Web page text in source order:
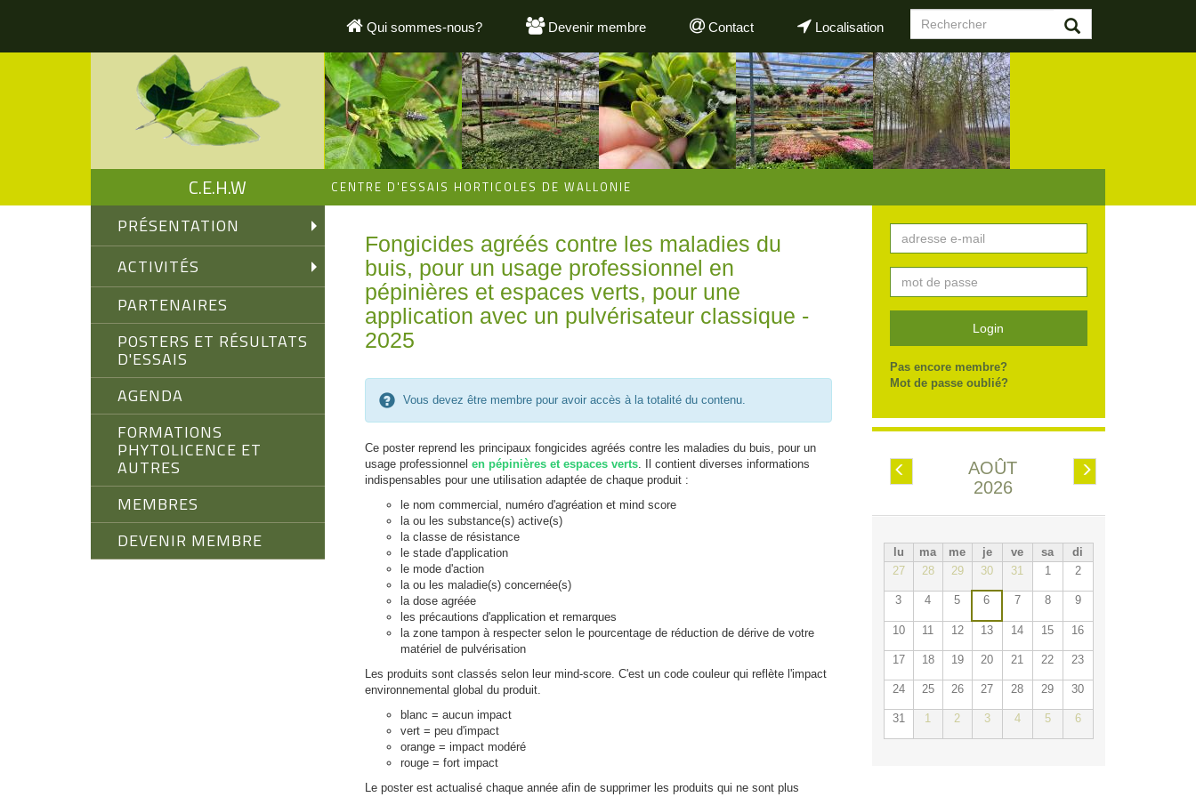
principal
Formulaire
de
recherche
Qui sommes-nous? Devenir membre Contact Localisation
C.E.H.W CENTRE D'ESSAIS HORTICOLES DE WALLONIE
PRÉSENTATION
ACTIVITÉS
PARTENAIRES
POSTERS ET RÉSULTATS
D'ESSAIS
AGENDA
FORMATIONS
PHYTOLICENCE ET
AUTRES
MEMBRES
DEVENIR MEMBRE
Fongicides agréés contre les maladies du
buis, pour un usage professionnel en
pépinières et espaces verts, pour une
application avec un pulvérisateur classique -
2025
Vous devez être membre pour avoir accès à la totalité du contenu.
Ce poster reprend les principaux fongicides agréés contre les maladies du buis, pour un
usage professionnel en pépinières et espaces verts. Il contient diverses informations
indispensables pour une utilisation adaptée de chaque produit :
le nom commercial, numéro d'agréation et mind score
la ou les substance(s) active(s)
la classe de résistance
le stade d'application
le mode d'action
la ou les maladie(s) concernée(s)
la dose agréée
les précautions d'application et remarques
la zone tampon à respecter selon le pourcentage de réduction de dérive de votre
matériel de pulvérisation
Les produits sont classés selon leur mind-score. C'est un code couleur qui reflète l'impact
environnemental global du produit.
blanc = aucun impact
vert = peu d'impact
orange = impact modéré
rouge = fort impact
Le poster est actualisé chaque année afin de supprimer les produits qui ne sont plus
Login
Pas encore membre?
Mot de passe oublié?
Préc. Suiv.
AOÛT
2026
lu ma me je ve sa
di
27
28 29 30 31 1 2
3 4 5 6 7 8 9
10 11 12 13 14 15 16
17 18 19 20 21 22 23
24 25 26 27 28 29 30
31 1 2 3 4 5 6